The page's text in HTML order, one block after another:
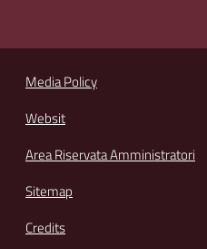
Media Policy
Websit
Area Riservata Amministratori
Sitemap
Credits